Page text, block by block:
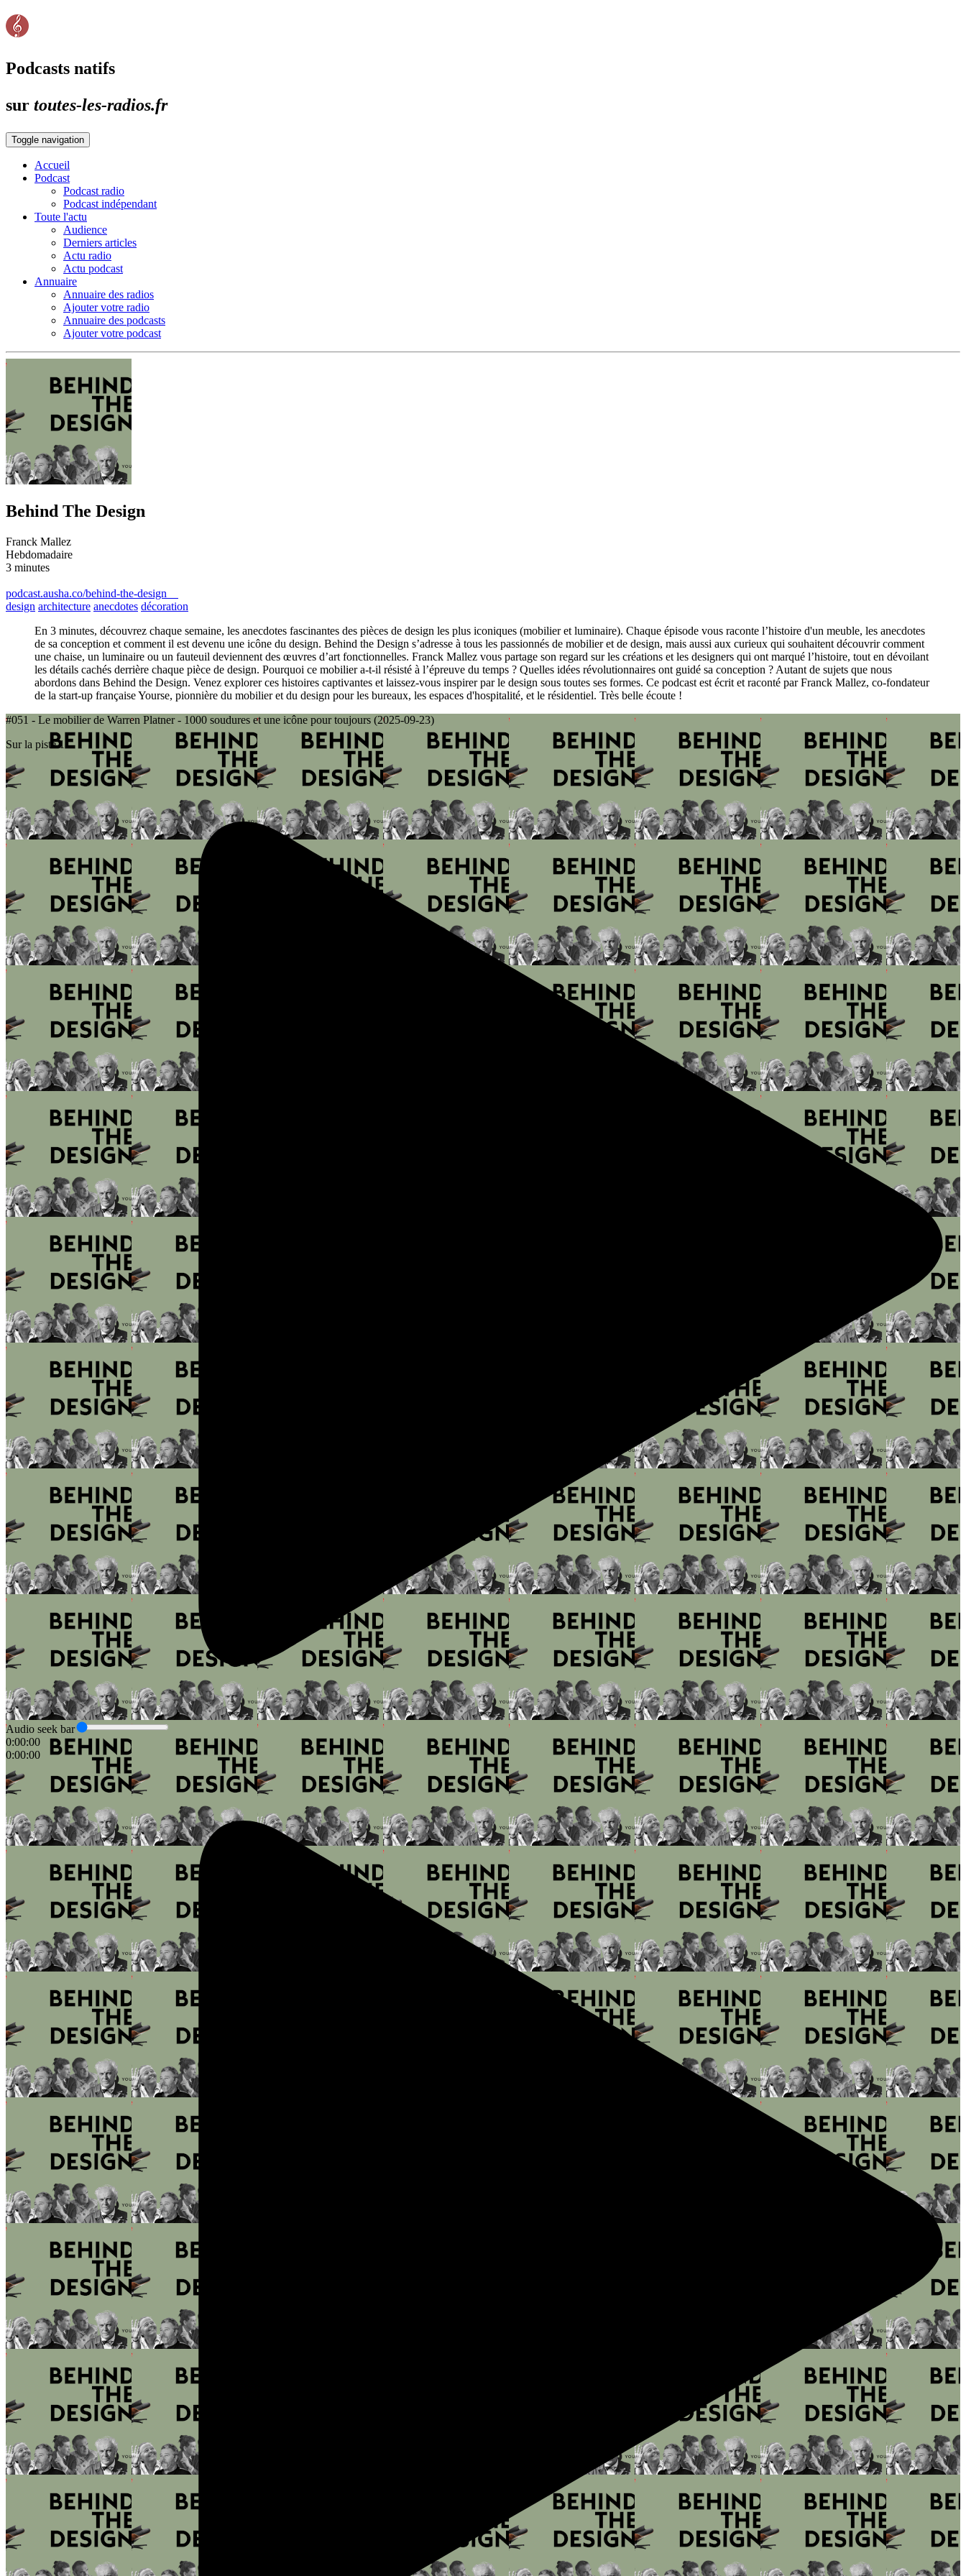
Podcasts natifs
sur toutes-les-radios.fr
Toggle navigation
Accueil
Podcast
Podcast radio
Podcast indépendant
Toute l'actu
Audience
Derniers articles
Actu radio
Actu podcast
Annuaire
Annuaire des radios
Ajouter votre radio
Annuaire des podcasts
Ajouter votre podcast
Behind The Design
Franck Mallez
Hebdomadaire
3 minutes
podcast.ausha.co/behind-the-design
design architecture anecdotes décoration
En 3 minutes, découvrez chaque semaine, les anecdotes fascinantes des pièces de design les plus iconiques (mobilier et luminaire). Chaque épisode vous raconte l’histoire d'un meuble, les anecdotes
de sa conception et comment il est devenu une icône du design. Behind the Design s’adresse à tous les passionnés de mobilier et de design, mais aussi aux curieux qui souhaitent découvrir comment
une chaise, un luminaire ou un fauteuil deviennent des œuvres d’art fonctionnelles. Franck Mallez vous partage son regard sur les créations et les designers qui ont marqué l’histoire, tout en dévoilant
les détails cachés derrière chaque pièce de design. Pourquoi ce mobilier a-t-il résisté à l’épreuve du temps ? Quelles idées révolutionnaires ont guidé sa conception ? Autant de sujets que nous
abordons dans Behind the Design. Venez explorer ces histoires captivantes et laissez-vous inspirer par le design sous toutes ses formes. Ce podcast est écrit et raconté par Franck Mallez, co-fondateur
de la start-up française Yourse, pionnière du mobilier et du design pour les bureaux, les espaces d'hospitalité, et le résidentiel. Très belle écoute !
#051 - Le mobilier de Warren Platner - 1000 soudures et une icône pour toujours (2025-09-23)
Sur la piste 1
Audio seek bar
0:00:00
0:00:00